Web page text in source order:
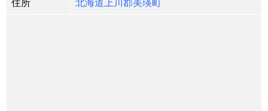
住所 北海道上川郡美瑛町